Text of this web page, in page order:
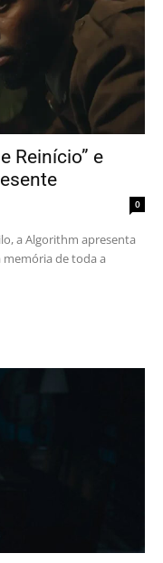
Reinício” e
0
a Algorithm apresenta
de toda a